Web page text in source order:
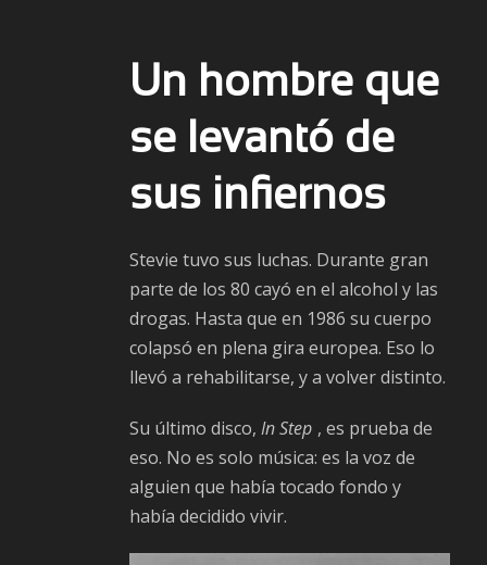
Un hombre que
se levantó de
sus infiernos
Stevie tuvo sus luchas. Durante gran
parte de los 80 cayó en el alcohol y las
drogas. Hasta que en 1986 su cuerpo
colapsó en plena gira europea. Eso lo
llevó a rehabilitarse, y a volver distinto.
Su último disco, In Step , es prueba de
eso. No es solo música: es la voz de
alguien que había tocado fondo y
había decidido vivir.